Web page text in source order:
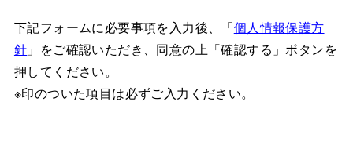
下記フォームに必要事項を入力後、「個人情報保護方
針 」をご確認いただき、同意の上「確認する」ボタンを
押してください。
※印のついた項目は必ずご入力ください。